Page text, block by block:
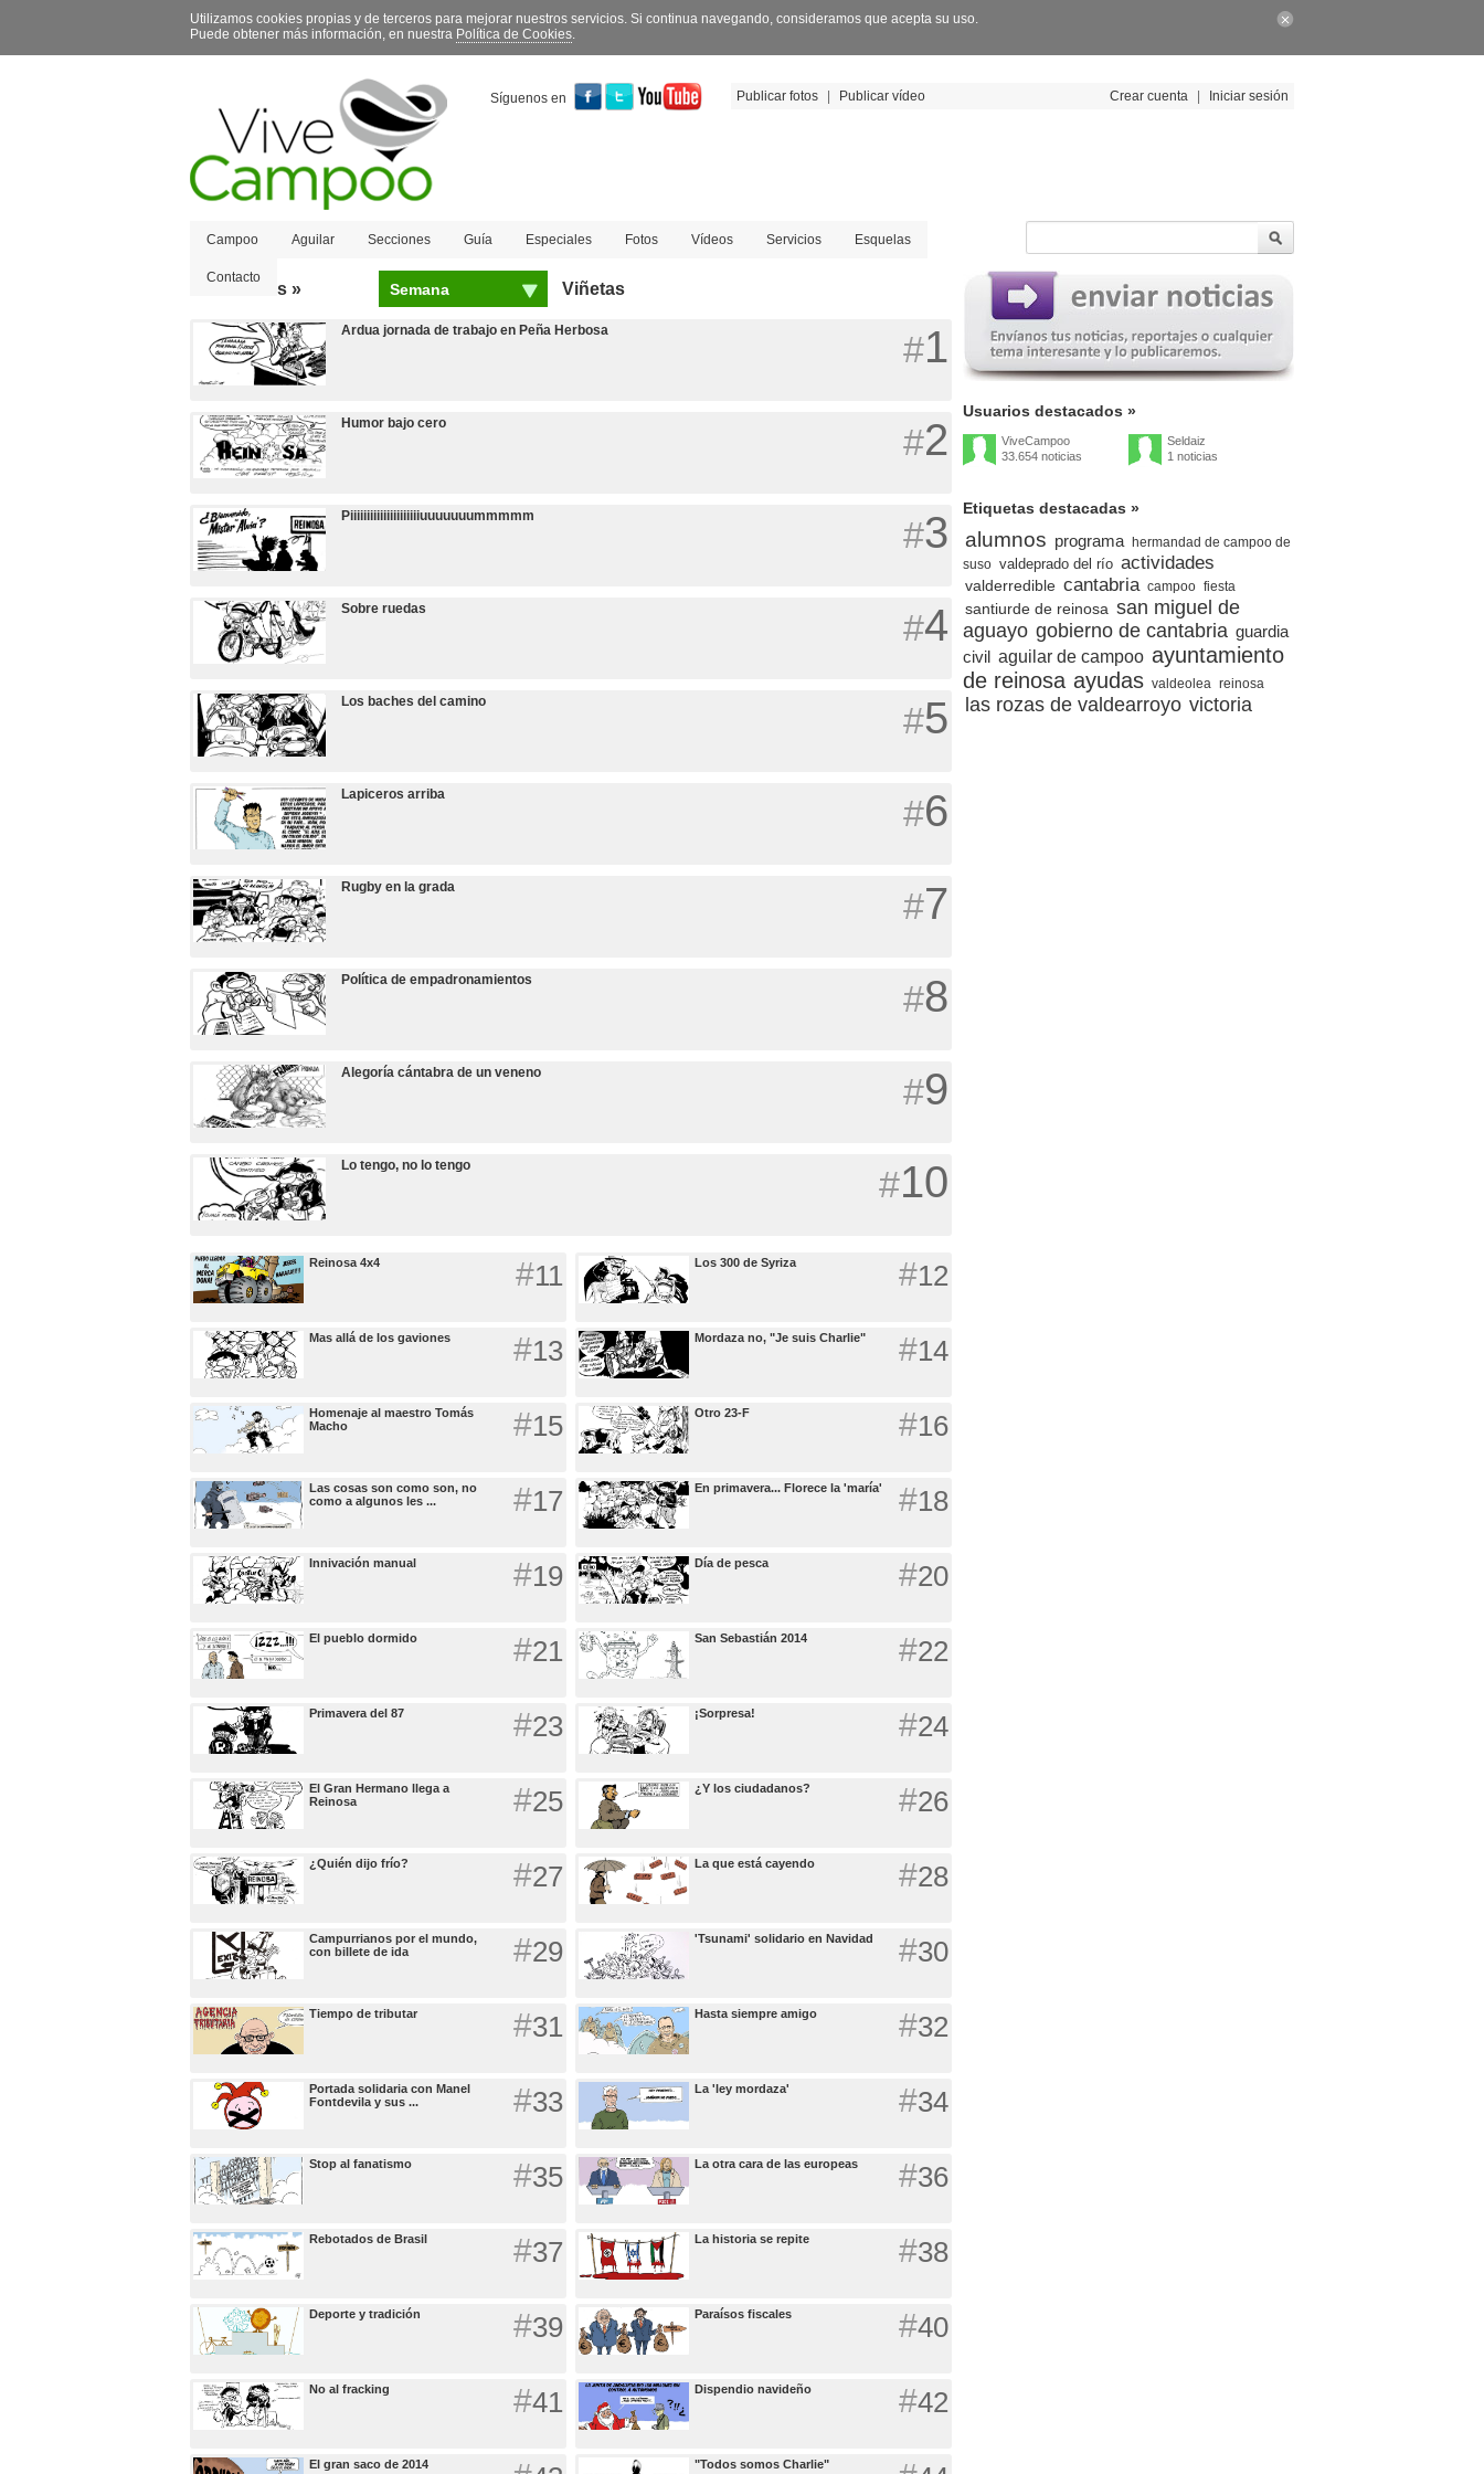
Utilizamos cookies propias y de terceros para mejorar nuestros servicios. Si continua navegando, consideramos que acepta su uso.
Puede obtener más información, en nuestra Política de Cookies.
Síguenos en Publicar fotos Publicar vídeo Crear cuenta Iniciar sesión
Campoo Aguilar Secciones Guía Especiales Fotos Vídeos Servicios Esquelas
Contacto
Más leídas » Semana Viñetas
#1
Ardua jornada de trabajo en Peña Herbosa
#2
Humor bajo cero
#3
Piiiiiiiiiiiiiiiiiiiiiuuuuuuummmmm
#4
Sobre ruedas
#5
Los baches del camino
#6
Lapiceros arriba
#7
Rugby en la grada
#8
Política de empadronamientos
#9
Alegoría cántabra de un veneno
#10
Lo tengo, no lo tengo
#11
Reinosa 4x4 #12
Los 300 de Syriza
#13
Mas allá de los gaviones #14
Mordaza no, "Je suis Charlie"
#15
Homenaje al maestro Tomás
Macho
#16
Otro 23-F
#17
Las cosas son como son, no
como a algunos les ...
#18
En primavera... Florece la 'maría'
#19
Innivación manual #20
Día de pesca
#21
El pueblo dormido #22
San Sebastián 2014
#23
Primavera del 87 #24
¡Sorpresa!
#25
El Gran Hermano llega a
Reinosa
#26
¿Y los ciudadanos?
#27
¿Quién dijo frío? #28
La que está cayendo
#29
Campurrianos por el mundo,
con billete de ida
#30
'Tsunami' solidario en Navidad
#31
Tiempo de tributar #32
Hasta siempre amigo
#33
Portada solidaria con Manel
Fontdevila y sus ...
#34
La 'ley mordaza'
#35
Stop al fanatismo #36
La otra cara de las europeas
#37
Rebotados de Brasil #38
La historia se repite
#39
Deporte y tradición #40
Paraísos fiscales
#41
No al fracking #42
Dispendio navideño
El gran saco de 2014 "Todos somos Charlie"
Usuarios destacados »
ViveCampoo
33.654 noticias
Seldaiz
1 noticias
Etiquetas destacadas »
alumnos programa
hermandad de campoo de
suso valdeprado del río actividades
valderredible cantabria campoo fiesta
santiurde de reinosa san miguel de
aguayo gobierno de cantabria guardia
civil aguilar de campoo ayuntamiento
de reinosa ayudas valdeolea reinosa
las rozas de valdearroyo victoria